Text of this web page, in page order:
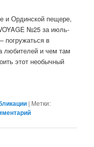
и Ординской пещере,
№25 за июль-
погружаться в
любителей и чем там
этот необычный
| Метки: